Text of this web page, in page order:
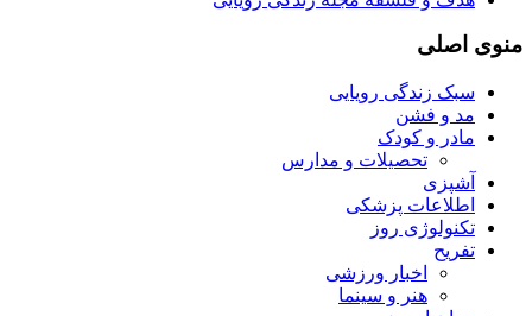
منوی اصلی
سبک زندگی رویایی
مد و فشن
مادر و کودک
تحصیلات و مدارس
آشپزی
اطلاعات پزشکی
تکنولوژی روز
تفریح
اخبار ورزشی
هنر و سینما